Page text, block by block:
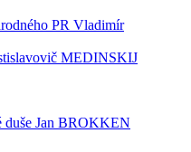
PR Vladimír
MEDINSKIJ
duše Jan BROKKEN